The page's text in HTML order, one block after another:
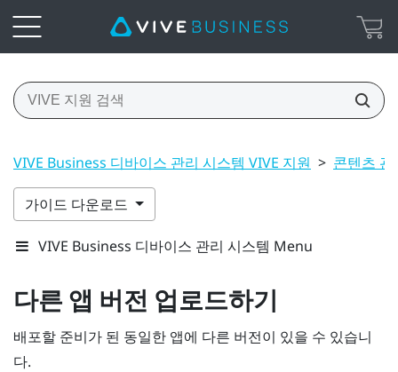
VIVE Business 디바이스 관리 시스템 VIVE 지원 > 콘텐츠 관
가이드 다운로드
VIVE Business 디바이스 관리 시스템 Menu
다른 앱 버전 업로드하기
배포할 준비가 된 동일한 앱에 다른 버전이 있을 수 있습니
다.